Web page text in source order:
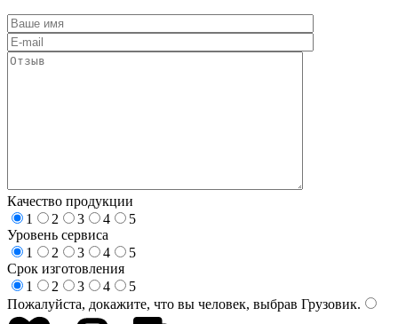
Качество продукции
1
2 3 4
5
Уровень сервиса
1
2 3 4
5
Срок изготовления
1
2 3 4
5
Пожалуйста, докажите, что вы человек, выбрав Грузовик.